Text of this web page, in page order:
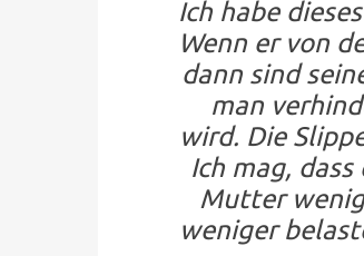
Ich habe
Wenn er von
dann sind
man
wird. Die
Ich mag,
Mutter
weniger